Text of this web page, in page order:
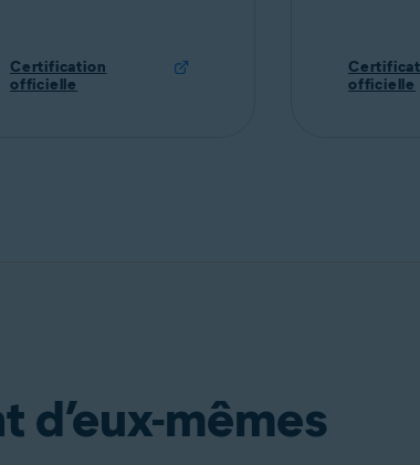
Certification
officielle
officielle
d’eux-mêmes